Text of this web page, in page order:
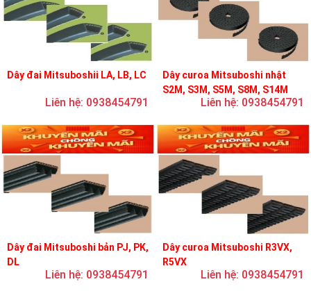
Dây đai Mitsuboshii LA, LB, LC
Liên hệ: 0938454791
Dây curoa Mitsuboshi nhật
S2M, S3M, S5M, S8M, S14M
Liên hệ: 0938454791
Dây đai Mitsuboshi bản PJ, PK,
DL
Liên hệ: 0938454791
Dây curoa Mitsuboshi R3VX,
R5VX
Liên hệ: 0938454791